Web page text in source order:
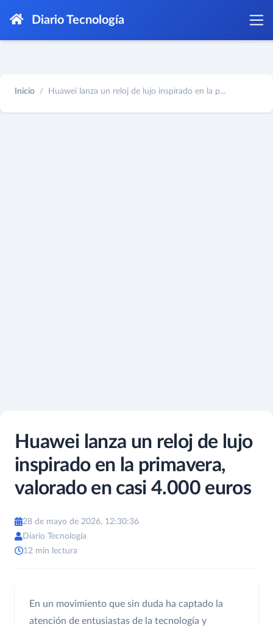
Diario Tecnología
Inicio Huawei lanza un reloj de lujo inspirado en la p...
Huawei lanza un reloj de lujo
inspirado en la primavera,
valorado en casi 4.000 euros
28 de mayo de 2026, 12:30:36
Diario Tecnología
12 min lectura
En un movimiento que sin duda ha captado la
atención de entusiastas de la tecnología y